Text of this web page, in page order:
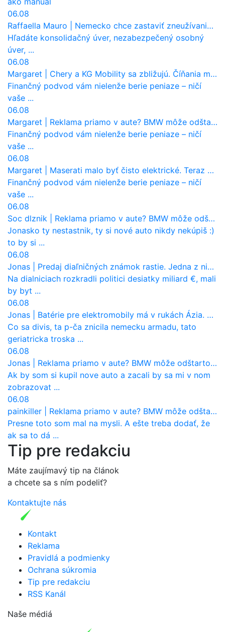
06.08
Raffaella Mauro
Nemecko chce zastaviť zneužívanie dotácií na elektromobily. Pritvrdí pravidlá
Hľadáte konsolidačný úver, nezabezpečený osobný
úver, ...
06.08
Margaret
Chery a KG Mobility sa zbližujú. Číňania môžu získať 10 % bývalého SsangYongu
Finančný podvod vám nielenže berie peniaze – ničí
vaše ...
06.08
Margaret
Reklama priamo v aute? BMW môže odštartovať nový trend
Finančný podvod vám nielenže berie peniaze – ničí
vaše ...
06.08
Margaret
Maserati malo byť čisto elektrické. Teraz zisťuje, že potrebuje nový osemvalcový motor
Finančný podvod vám nielenže berie peniaze – ničí
vaše ...
06.08
Soc dlznik
Reklama priamo v aute? BMW môže odštartovať nový trend
Jonasko ty nestastnik, ty si nové auto nikdy nekúpiš :)
to by si ...
06.08
Jonas
Predaj diaľničných známok rastie. Jedna z nich zaznamenala nečakane výrazný nárast
Na dialniciach rozkradli politici desiatky miliard €, mali
by byt ...
06.08
Jonas
Batérie pre elektromobily má v rukách Ázia. Európa ale stráca kontrolu aj nad vlastnou výrobou!
Co sa divis, ta p-ča znicila nemecku armadu, tato
geriatricka troska ...
06.08
Jonas
Reklama priamo v aute? BMW môže odštartovať nový trend
Ak by som si kupil nove auto a zacali by sa mi v nom
zobrazovat ...
06.08
painkiller
Reklama priamo v aute? BMW môže odštartovať nový trend
Presne toto som mal na mysli. A ešte treba dodať, že
ak sa to dá ...
Tip pre redakciu
Máte zaujímavý tip na článok
a chcete sa s ním podeliť?
Kontaktujte nás
Kontakt
Reklama
Pravidlá a podmienky
Ochrana súkromia
Tip pre redakciu
RSS Kanál
Naše médiá